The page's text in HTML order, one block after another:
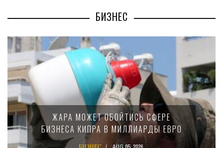
БИЗНЕС
ЕВРО
МИНФИН КИПРА ПЕРЕПИСАЛ
15-ПРОЦЕНТНОМ НАЛОГЕ
КРУПНЫХ
КОМПАНИЙ